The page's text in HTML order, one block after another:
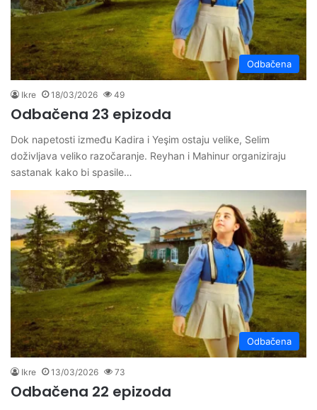
Odbačena
Ikre 18/03/2026 49
Odbačena 23 epizoda
Dok napetosti između Kadira i Yeşim ostaju velike, Selim
doživljava veliko razočaranje. Reyhan i Mahinur organiziraju
sastanak kako bi spasile…
Odbačena
Ikre 13/03/2026 73
Odbačena 22 epizoda